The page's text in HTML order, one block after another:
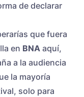
de declarar
que fuera
en BNA aquí,
a la audiencia
la mayoría
solo para